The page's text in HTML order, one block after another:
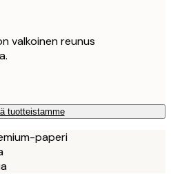
valkoinen reunus
tuotteistamme
paperi